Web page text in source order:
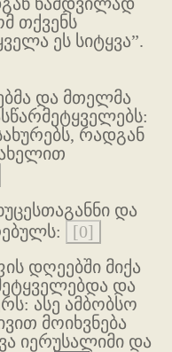
თქვენს
ეს სიტყვა”.
და მთელმა
რადგან
და
[0]
დღეებში მიქა
და
ასე ამბობსო
მოიხვნება
იერუსალიმი და